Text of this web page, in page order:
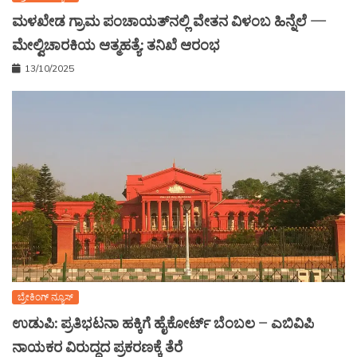
ಉಡುಪಿ: ಪ್ರತಿಭಟನಾ ಹಕ್ಕಿಗೆ ಹೈಕೋರ್ಟ್ ಬೆಂಬಲ – ಎಬಿವಿಪಿ
ನಾಯಕರ ವಿರುದ್ಧದ ಪ್ರಕರಣಕ್ಕೆ ತೆರೆ
04/09/2025